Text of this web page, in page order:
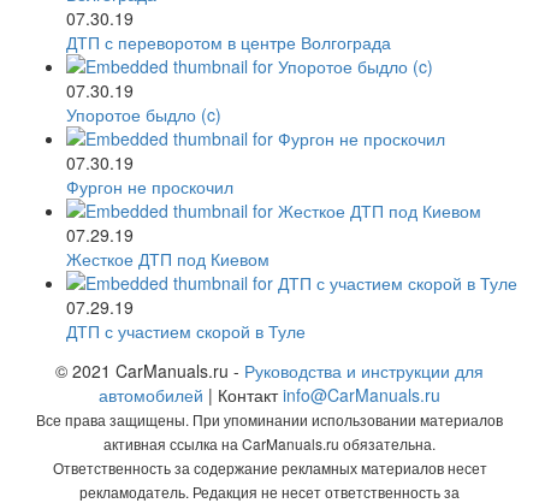
07.30.19
ДТП с переворотом в центре Волгограда
07.30.19
Упоротое быдло (c)
07.30.19
Фургон не проскочил
07.29.19
Жесткое ДТП под Киевом
07.29.19
ДТП с участием скорой в Туле
© 2021 CarManuals.ru - Руководства и инструкции для
автомобилей | Контактinfo@CarManuals.ru
Все права защищены. При упоминании использовании материалов
активная ссылка на CarManuals.ru обязательна.
Ответственность за содержание рекламных материалов несет
рекламодатель. Редакция не несет ответственность за